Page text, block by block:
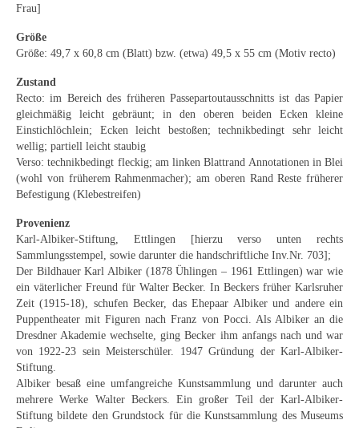
Kunst nach 1945
Hermann Dieste
August Lange-Brock
Ludwig (Luis) Neu
Arne Siegfried
Curt Wittenbecher
Weitere Künstler nach 1945
Unbekannt
Autographen / Dokumente
Herkunft & Wirkungsstätte
Frau]
Größe
Größe: 49,7 x 60,8 cm (Blatt) bzw. (etwa) 49,5 x 55 cm (Motiv recto)
Zustand
Recto: im Bereich des früheren Passepartoutausschnitts ist das Papier
gleichmäßig leicht gebräunt; in den oberen beiden Ecken kleine
Einstichlöchlein; Ecken leicht bestoßen; technikbedingt sehr leicht
wellig; partiell leicht staubig
Verso: technikbedingt fleckig; am linken Blattrand Annotationen in Blei
(wohl von früherem Rahmenmacher); am oberen Rand Reste früherer
Befestigung (Klebestreifen)
Provenienz
Karl-Albiker-Stiftung, Ettlingen [hierzu verso unten rechts
Sammlungsstempel, sowie darunter die handschriftliche Inv.Nr. 703];
Der Bildhauer Karl Albiker (1878 Ühlingen – 1961 Ettlingen) war wie
ein väterlicher Freund für Walter Becker. In Beckers früher Karlsruher
Zeit (1915-18), schufen Becker, das Ehepaar Albiker und andere ein
Puppentheater mit Figuren nach Franz von Pocci. Als Albiker an die
Dresdner Akademie wechselte, ging Becker ihm anfangs nach und war
von 1922-23 sein Meisterschüler. 1947 Gründung der Karl-Albiker-
Stiftung.
Albiker besaß eine umfangreiche Kunstsammlung und darunter auch
mehrere Werke Walter Beckers. Ein großer Teil der Karl-Albiker-
Stiftung bildete den Grundstock für die Kunstsammlung des Museums